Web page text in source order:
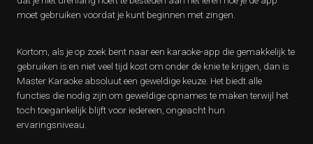
moet gebruiken voordat je kunt beginnen met zingen.
Kortom, als je op zoek bent naar een karaoke-app die gemakkelijk te
gebruiken is en niet veel tijd kost om onder de knie te krijgen, dan is
Master Karaoke absoluut een geweldige keuze. Het biedt alle
functies die nodig zijn om geweldige opnames te maken terwijl het
toch toegankelijk blijft voor iedereen, ongeacht hun
ervaringsniveau.